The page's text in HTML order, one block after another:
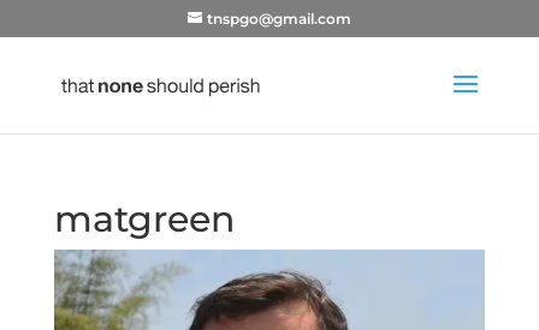
tnspgo@gmail.com
matgreen